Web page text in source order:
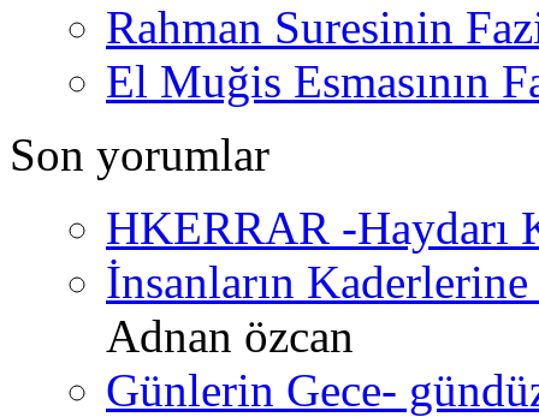
Rahman Suresinin
El Muğis Esmasının
Son yorumlar
HKERRAR -Haydarı
İnsanların
Adnan özcan
Günlerin Gece-